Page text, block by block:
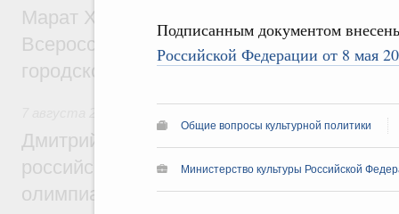
Подписанным документом
Российской Федерации от 8 мая
Общие вопросы культурной политики
Министерство культуры Российской
Марат Хуснуллин провёл заседание
Всероссийского конкурса лучших
городской среды
Дмитрий Чернышенко и Сергей Кравцов
российскую сборную с победой на
олимпиаде по искусственному